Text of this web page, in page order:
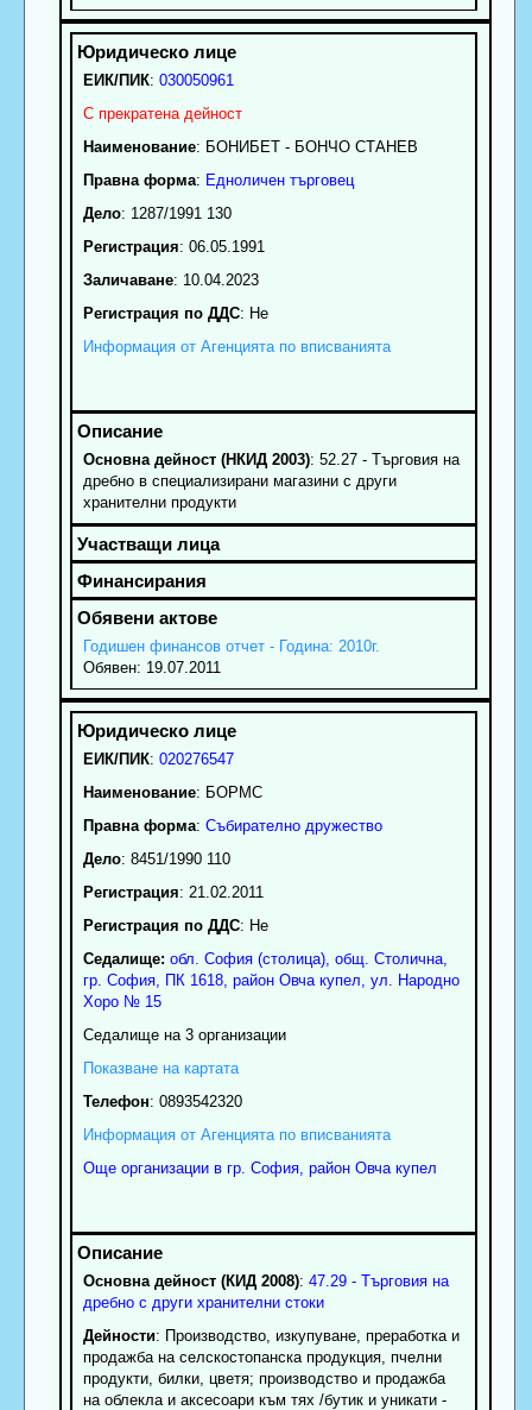
ЕИК/ПИК: 030050961
С прекратена дейност
Наименование: БОНИБЕТ - БОНЧО СТАНЕВ
Правна форма: Едноличен търговец
Дело: 1287/1991 130
Регистрация: 06.05.1991
Заличаване: 10.04.2023
Регистрация по ДДС: Нe
Информация от Агенцията по вписванията
Основна дейност (НКИД 2003): 52.27 - Търговия на
дребно в специализирани магазини с други
хранителни продукти
Годишен финансов отчет - Година: 2010г.
Обявен: 19.07.2011
ЕИК/ПИК: 020276547
Наименование: БОРМС
Правна форма: Събирателно дружество
Дело: 8451/1990 110
Регистрация: 21.02.2011
Регистрация по ДДС: Нe
Седалище: обл. София (столица), общ. Столична,
гр. София, ПК 1618, район Овча купел ул. Народно
Хоро № 15
Седалище на 3 организации
Показване на картата
Телефон: 0893542320
Информация от Агенцията по вписванията
Още организации в гр. София, район Овча купел
Основна дейност (КИД 2008): 47.29 - Търговия на
дребно с други хранителни стоки
Дейности: Производство, изкупуване, преработка и
продажба на селскостопанска продукция, пчелни
продукти, билки, цветя; производство и продажба
на облекла и аксесоари към тях /бутик и уникати -